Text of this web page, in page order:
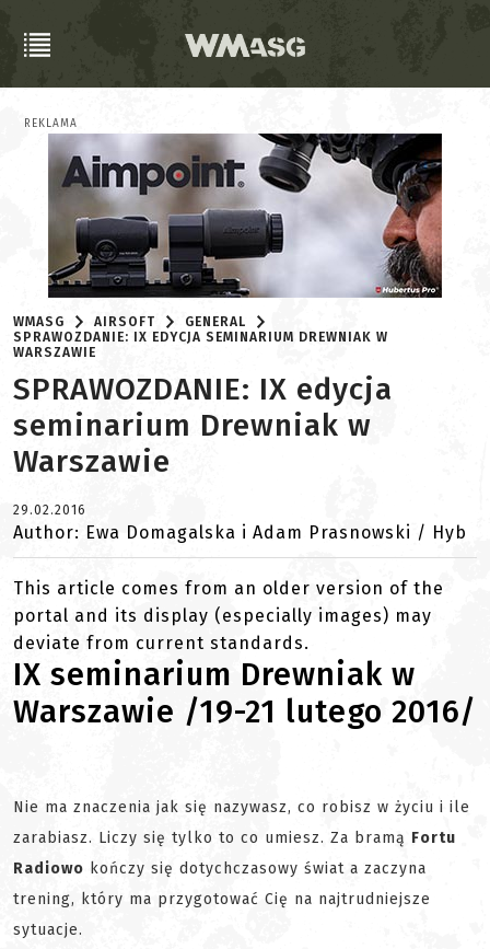
REKLAMA
WMASG AIRSOFT
GENERAL
SPRAWOZDANIE: IX EDYCJA SEMINARIUM DREWNIAK W
WARSZAWIE
SPRAWOZDANIE: IX edycja
seminarium Drewniak w
Warszawie
29.02.2016
Author: Ewa Domagalska i Adam Prasnowski / Hyb
This article comes from an older version of the
portal and its display (especially images) may
deviate from current standards.
IX seminarium Drewniak w
Warszawie /19-21 lutego 2016/
Nie ma znaczenia jak się nazywasz, co robisz w życiu i ile
zarabiasz. Liczy się tylko to co umiesz. Za bramą Fortu
Radiowo kończy się dotychczasowy świat a zaczyna
trening, który ma przygotować Cię na najtrudniejsze
sytuacje.